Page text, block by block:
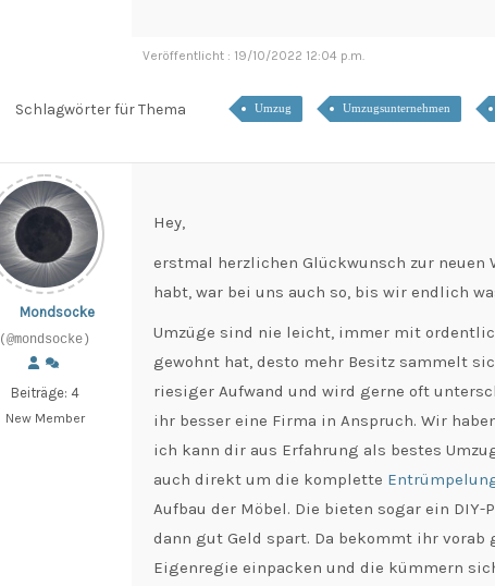
Veröffentlicht : 19/10/2022 12:04 p.m.
Schlagwörter für Thema Umzug Umzugsunternehmen
Mondsocke
(@mondsocke)
Beiträge: 4
New Member
Hey,
erstmal herzlichen Glückwunsch zur
habt, war bei uns auch so, bis wir endlich
Umzüge sind nie leicht, immer mit
gewohnt hat, desto mehr Besitz sammelt
riesiger Aufwand und wird gerne oft
ihr besser eine Firma in Anspruch. Wir
ich kann dir aus Erfahrung als bestes
auch direkt um die komplette
Aufbau der Möbel. Die bieten sogar ein
dann gut Geld spart. Da bekommt ihr
Eigenregie einpacken und die kümmern